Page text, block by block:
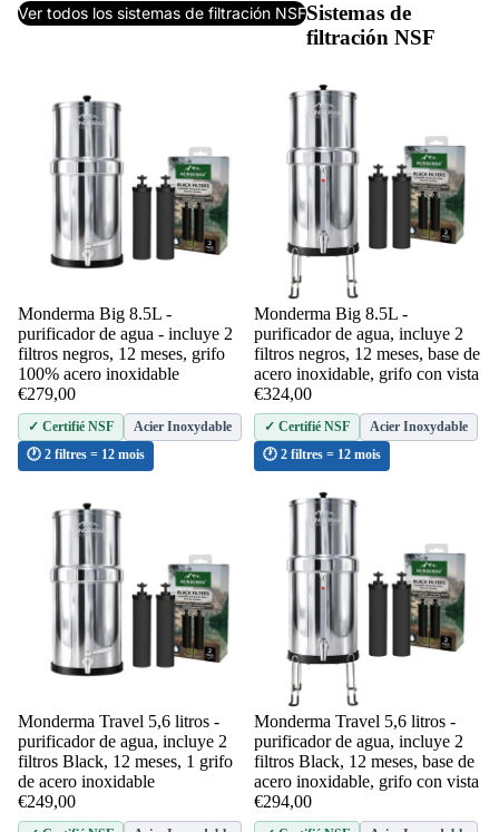
Ver todos los sistemas de filtración NSFSistemas de
filtración NSF
Agotado
Monderma Big 8.5L -
purificador de agua - incluye 2
filtros negros, 12 meses, grifo
100% acero inoxidable
€279,00
✓ Certifié NSF
Acier Inoxydable
🕐 2 filtres = 12 mois
Agotado
Monderma Big 8.5L -
purificador de agua, incluye 2
filtros negros, 12 meses, base de
acero inoxidable, grifo con vista
€324,00
✓ Certifié NSF
Acier Inoxydable
🕐 2 filtres = 12 mois
Añadir
Monderma Travel 5,6 litros -
purificador de agua, incluye 2
filtros Black, 12 meses, 1 grifo
de acero inoxidable
€249,00
Monderma Travel 5,6 litros -
purificador de agua, incluye 2
filtros Black, 12 meses, base de
acero inoxidable, grifo con vista
€294,00